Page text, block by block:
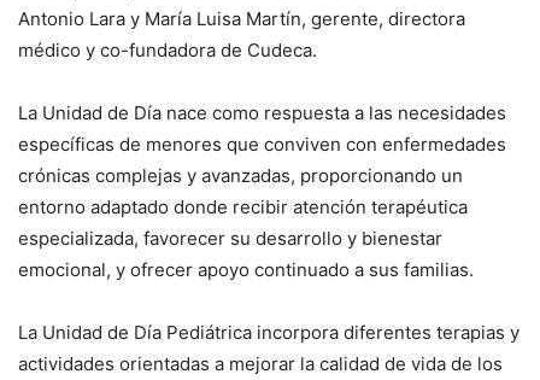
Antonio Lara y María Luisa Martín, gerente, directora
médico y co-fundadora de Cudeca.
La Unidad de Día nace como respuesta a las necesidades
específicas de menores que conviven con enfermedades
crónicas complejas y avanzadas, proporcionando un
entorno adaptado donde recibir atención terapéutica
especializada, favorecer su desarrollo y bienestar
emocional, y ofrecer apoyo continuado a sus familias.
La Unidad de Día Pediátrica incorpora diferentes terapias y
actividades orientadas a mejorar la calidad de vida de los